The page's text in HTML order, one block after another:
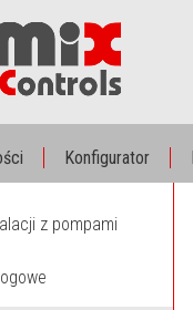
Konfigurator
z pompami